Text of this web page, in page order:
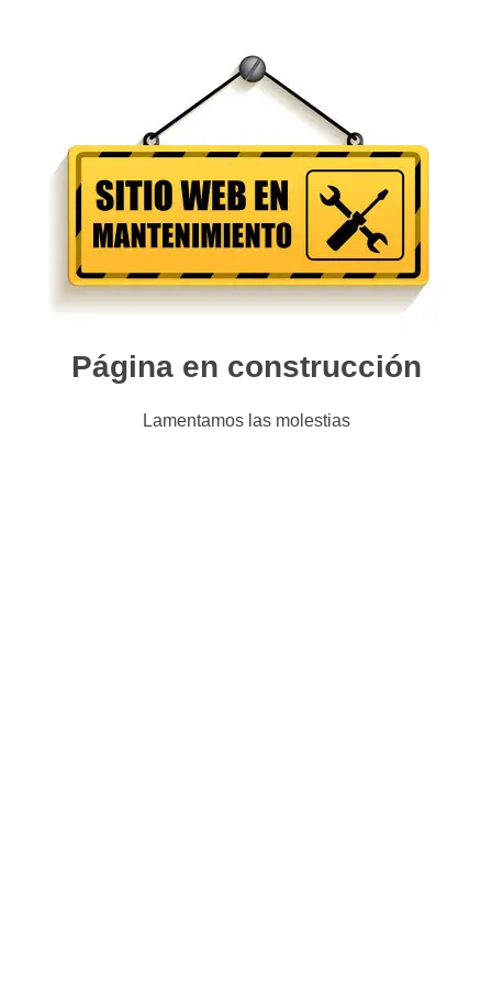
Página en construcción
Lamentamos las molestias